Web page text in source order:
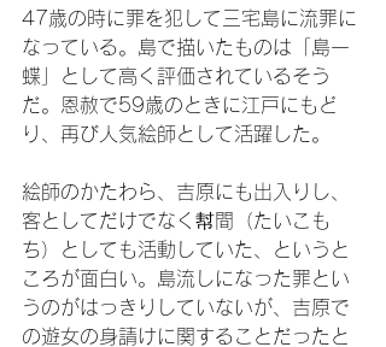
47歳の時に罪を犯して三宅島に流罪に
なっている。島で描いたものは「島一
蝶」として高く評価されているそう
だ。恩赦で59歳のときに江戸にもど
り、再び人気絵師として活躍した。
絵師のかたわら、吉原にも出入りし、
客としてだけでなく幇間（たいこも
ち）としても活動していた、というと
ころが面白い。島流しになった罪とい
うのがはっきりしていないが、吉原で
の遊女の身請けに関することだったと